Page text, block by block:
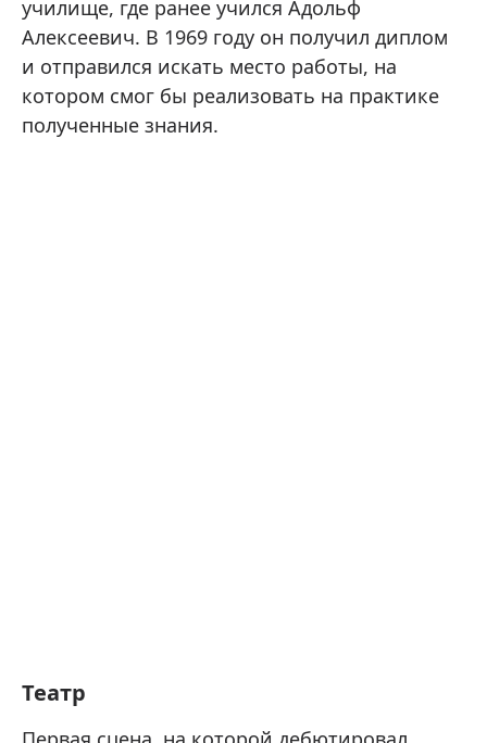
училище, где ранее учился Адольф
Алексеевич. В 1969 году он получил диплом
и отправился искать место работы, на
котором смог бы реализовать на практике
полученные знания.
Театр